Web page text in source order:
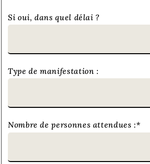
Si oui, dans quel délai ?
Type de manifestation :
Nombre de personnes attendues :*